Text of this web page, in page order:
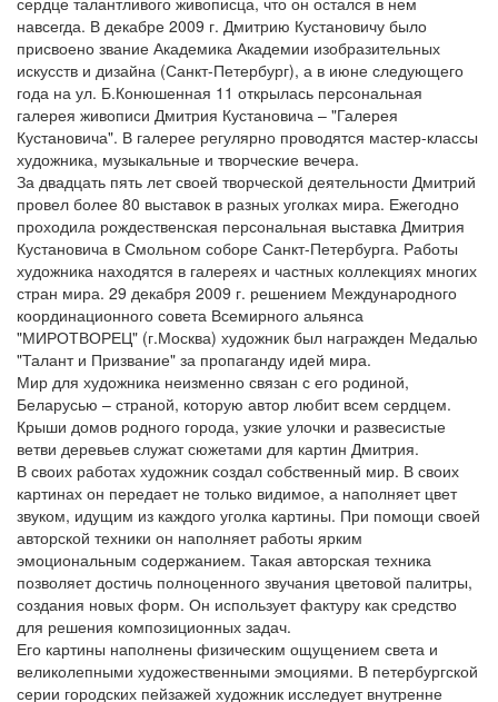
навсегда. В декабре 2009 г. Дмитрию Кустановичу было
присвоено звание Академика Академии изобразительных
искусств и дизайна (Санкт-Петербург), а в июне следующего
года на ул. Б.Конюшенная 11 открылась персональная
галерея живописи Дмитрия Кустановича – "Галерея
Кустановича". В галерее регулярно проводятся мастер-классы
художника, музыкальные и творческие вечера.
За двадцать пять лет своей творческой деятельности Дмитрий
провел более 80 выставок в разных уголках мира. Ежегодно
проходила рождественская персональная выставка Дмитрия
Кустановича в Смольном соборе Санкт-Петербурга. Работы
художника находятся в галереях и частных коллекциях многих
стран мира. 29 декабря 2009 г. решением Международного
координационного совета Всемирного альянса
"МИРОТВОРЕЦ" (г.Москва) художник был награжден Медалью
"Талант и Призвание" за пропаганду идей мира.
Мир для художника неизменно связан с его родиной,
Беларусью – страной, которую автор любит всем сердцем.
Крыши домов родного города, узкие улочки и развесистые
ветви деревьев служат сюжетами для картин Дмитрия.
В своих работах художник создал собственный мир. В своих
картинах он передает не только видимое, а наполняет цвет
звуком, идущим из каждого уголка картины. При помощи своей
авторской техники он наполняет работы ярким
эмоциональным содержанием. Такая авторская техника
позволяет достичь полноценного звучания цветовой палитры,
создания новых форм. Он использует фактуру как средство
для решения композиционных задач.
Его картины наполнены физическим ощущением света и
великолепными художественными эмоциями. В петербургской
серии городских пейзажей художник исследует внутренне